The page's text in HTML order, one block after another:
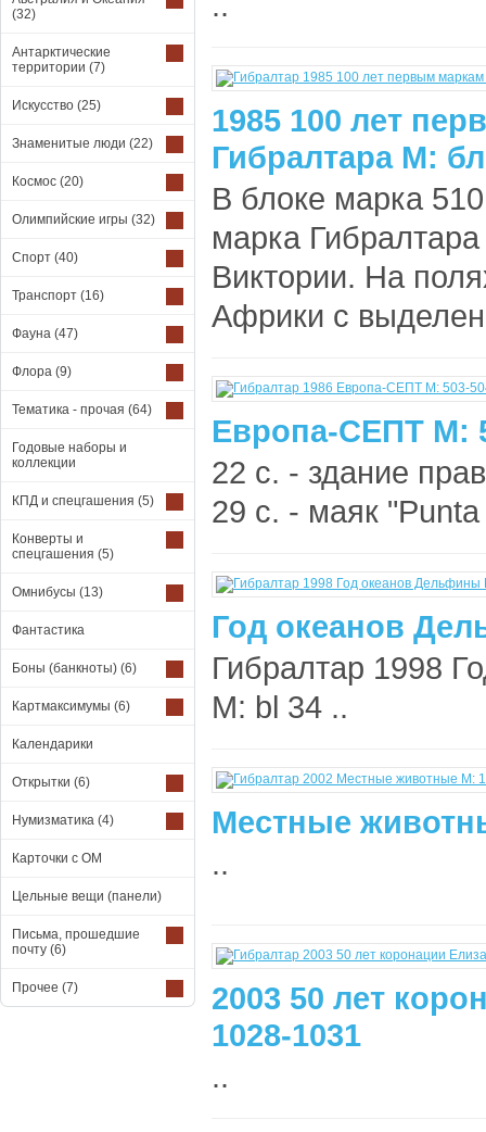
(32)
Антарктические
территории (7)
Искусство (25)
Знаменитые люди (22)
Космос (20)
Олимпийские игры (32)
Спорт (40)
Транспорт (16)
Фауна (47)
Флора (9)
Тематика - прочая (64)
Годовые наборы и
коллекции
КПД и спецгашения (5)
Конверты и
спецгашения (5)
Омнибусы (13)
Фантастика
Боны (банкноты) (6)
Картмаксимумы (6)
Календарики
Открытки (6)
Нумизматика (4)
Карточки с ОМ
Цельные вещи (панели)
Письма, прошедшие
почту (6)
Прочее (7)
1985 100 лет
Гибралтара М:
В блоке марка
марка
Виктории. На
Африки с
Европа-СЕПТ М:
22 с. - здание
29 с. - маяк
Год океанов
Гибралтар 1998
М: bl 34 ..
Местные
..
2003 50 лет
1028-1031
..